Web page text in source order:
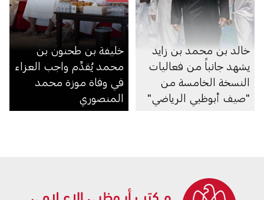
خالد بن محمد بن زايد
يشهد جانباً من فعاليات
النسخة الخامسة من
"صيف أبوظبي الرياضي"
خليفة بن طحنون بن
محمد يُقدِّم واجب العزاء
في وفاة موزة محمد
المنصوري